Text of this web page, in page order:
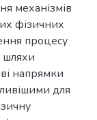
механізмів
фізичних
процесу
шляхи
напрямки
для